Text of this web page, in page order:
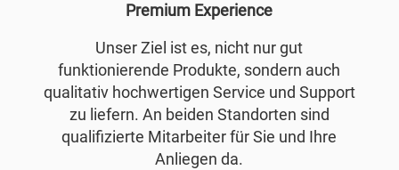
Premium Experience
Unser Ziel ist es, nicht nur gut
funktionierende Produkte, sondern auch
qualitativ hochwertigen Service und Support
zu liefern. An beiden Standorten sind
qualifizierte Mitarbeiter für Sie und Ihre
Anliegen da.